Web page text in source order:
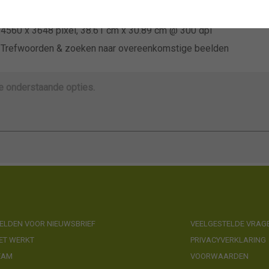
4560 x 3648 pixel, 38.61 cm x 30.89 cm @ 300 dpi
Trefwoorden & zoeken naar overeenkomstige beelden
onderstaande opties.
VOOR NIEUWSBRIEF
WERKT
VEELGESTELDE
PRIVACYVERKLARING
VOORWAARDEN